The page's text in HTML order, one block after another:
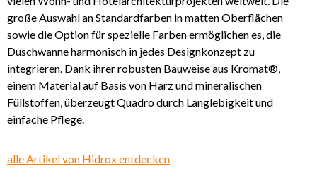
große Auswahl an Standardfarben in matten Oberflächen
sowie die Option für spezielle Farben ermöglichen es, die
Duschwanne harmonisch in jedes Designkonzept zu
integrieren. Dank ihrer robusten Bauweise aus Kromat®,
einem Material auf Basis von Harz und mineralischen
Füllstoffen, überzeugt Quadro durch Langlebigkeit und
einfache Pflege.
alle Artikel von Hidrox entdecken